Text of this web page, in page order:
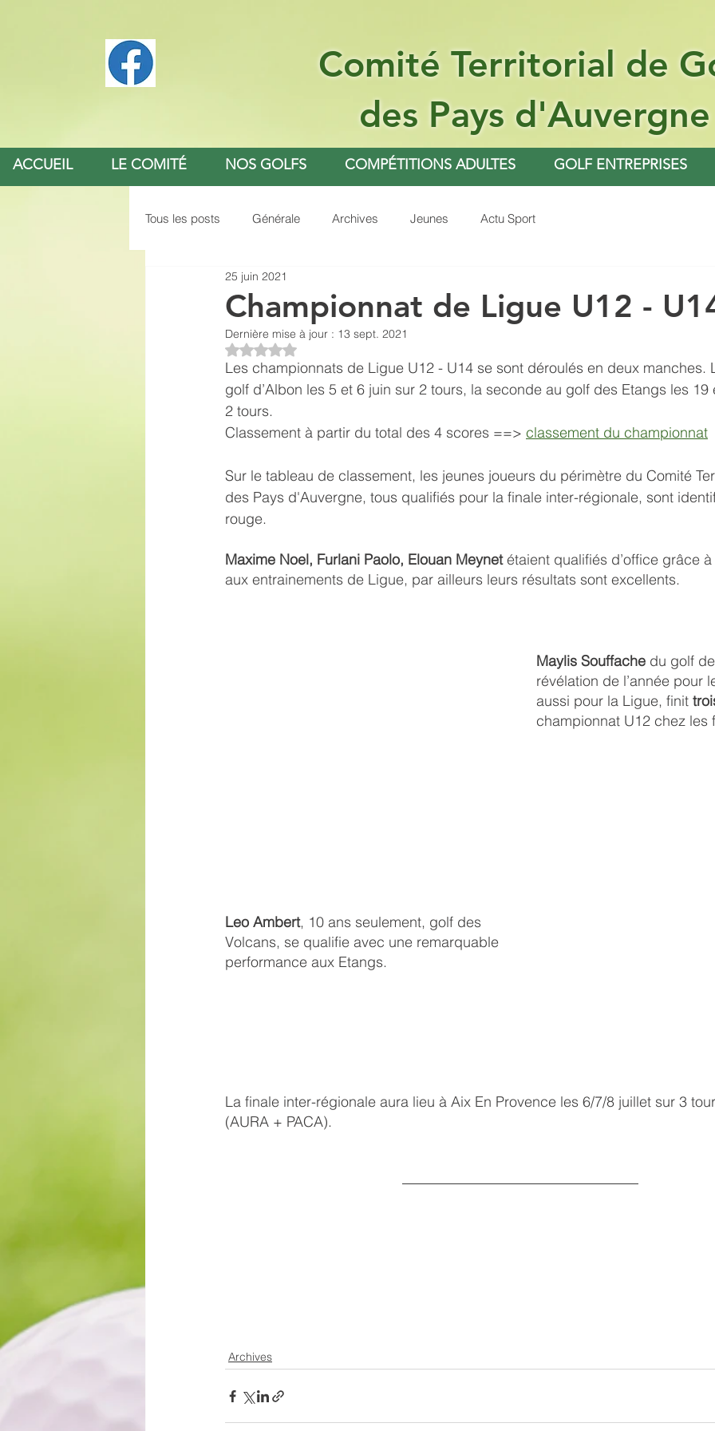
Comité Territorial de
des Pays d'Auvergne
ACCUEIL LE COMITÉ NOS GOLFS COMPÉTITIONS ADULTES GOLF ENTREPRISES
Tous les posts Générale Archives Jeunes Actu Sport
Championnat de Ligue U12 -
25 juin 2021
Dernière mise à jour : 13 sept. 2021
Noté NaN étoiles sur 5.
Les championnats de Ligue U12 - U14 se sont déroulés en deux manches.
golf d’Albon les 5 et 6 juin sur 2 tours, la seconde au golf des Etangs les
2 tours.
Classement à partir du total des 4 scores ==> classement du championnat
Sur le tableau de classement, les jeunes joueurs du périmètre du Comité
des Pays d'Auvergne, tous qualifiés pour la finale inter-régionale, sont
rouge.
Maxime Noel, Furlani Paolo, Elouan Meynet étaient qualifiés d’office grâce
aux entrainements de Ligue, par ailleurs leurs résultats sont excellents.
Maylis Souffache du golf
révélation de l’année pour
aussi pour la Ligue, finit
championnat U12 chez les
Leo Ambert, 10 ans seulement, golf des
Volcans, se qualifie avec une remarquable
performance aux Etangs.
La finale inter-régionale aura lieu à Aix En Provence les 6/7/8 juillet sur 3
(AURA + PACA).
Archives